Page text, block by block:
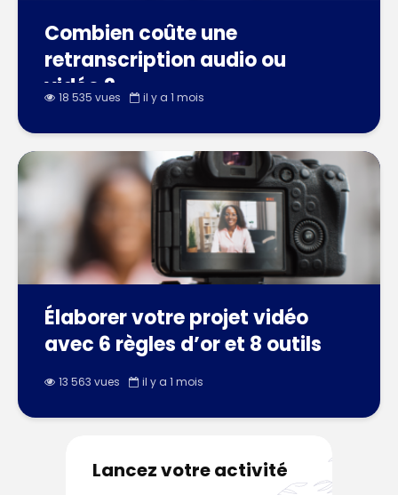
Combien coûte une
retranscription audio ou
vidéo ?
18 535 vues il y a 1 mois
Élaborer votre projet vidéo
avec 6 règles d’or et 8 outils
13 563 vues il y a 1 mois
Lancez votre activité